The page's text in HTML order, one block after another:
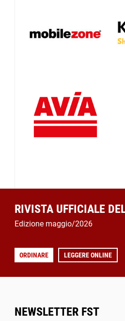
RIVISTA UFFICIALE
Edizione maggio/2026
ORDINARE LEGGERE ONLINE
NEWSLETTER FST